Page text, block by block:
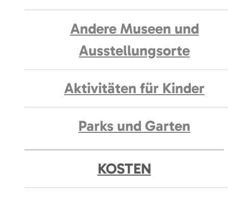
Andere Museen und
Ausstellungsorte
Aktivitäten für Kinder
Parks und Garten
KOSTEN